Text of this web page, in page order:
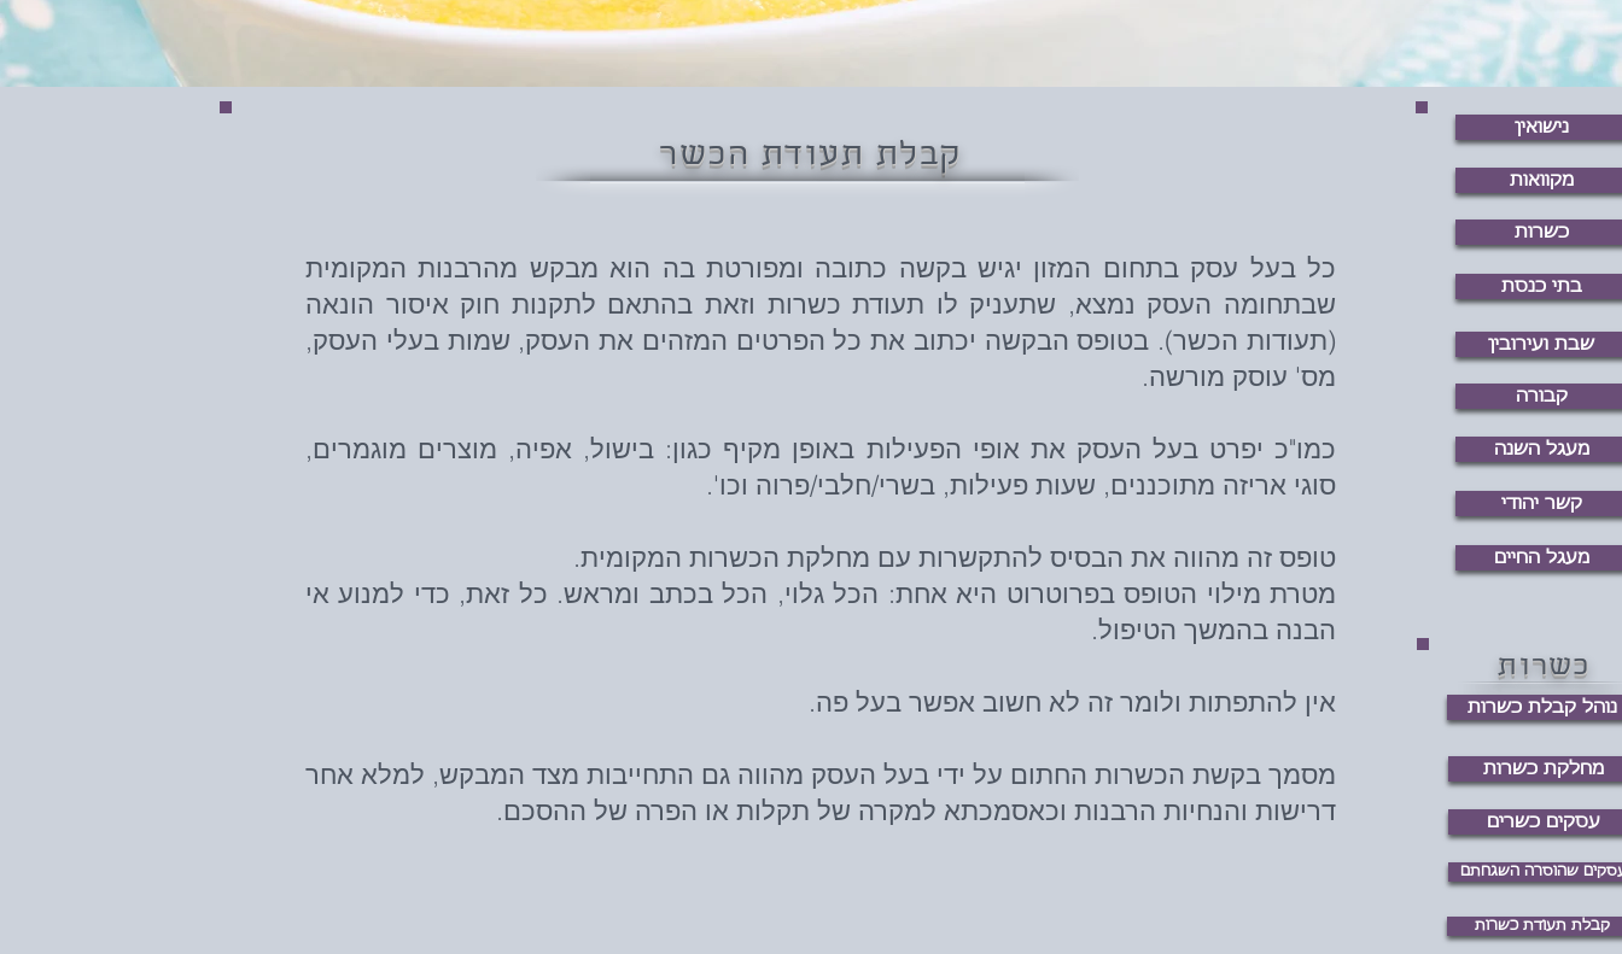
קבלת תעודת הכשר
כל בעל עסק בתחום המזון יגיש בקשה כתובה ומפורטת בה הוא מבקש מהרבנות המקומית
שבתחומה העסק נמצא, שתעניק לו תעודת כשרות וזאת בהתאם לתקנות חוק איסור הונאה
(תעודות הכשר). בטופס הבקשה יכתוב את כל הפרטים המזהים את העסק, שמות בעלי העסק,
מס' עוסק מורשה.
כמו"כ יפרט בעל העסק את אופי הפעילות באופן מקיף כגון: בישול, אפיה, מוצרים מוגמרים,
סוגי אריזה מתוכננים, שעות פעילות, בשרי/חלבי/פרוה וכו'.
טופס זה מהווה את הבסיס להתקשרות עם מחלקת הכשרות המקומית.
מטרת מילוי הטופס בפרוטרוט היא אחת: הכל גלוי, הכל בכתב ומראש. כל זאת, כדי למנוע אי
הבנה בהמשך הטיפול.
אין להתפתות ולומר זה לא חשוב אפשר בעל פה.
מסמך בקשת הכשרות החתום על ידי בעל העסק מהווה גם התחייבות מצד המבקש, למלא אחר
דרישות והנחיות הרבנות וכאסמכתא למקרה של תקלות או הפרה של ההסכם.
נישואין
מקוואות
כשרות
בתי כנסת
שבת ועירובין
קבורה
מעגל השנה
קשר יהודי
מעגל החיים
כשרות
נוהל קבלת כשרות
מחלקת כשרות
עסקים כשרים
שהוסרה השגחתם
קבלת תעודת כשרות